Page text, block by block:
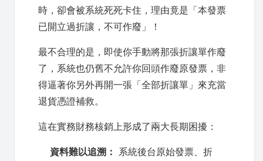
時，卻會被系統死死卡住，理由竟是「本發票
已開立過折讓，不可作廢」！
最不合理的是，即使你手動將那張折讓單作廢
了，系統也仍舊不允許你回頭作廢原發票，非
得逼著你另外再開一張「全部折讓單」來充當
退貨憑證補救。
這在實務財務核銷上形成了兩大長期困擾：
資料難以追溯： 系統後台原始發票、折